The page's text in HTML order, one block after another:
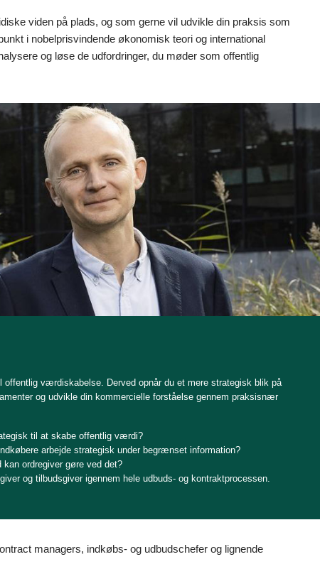
viden på plads, og som gerne vil udvikle din praksis som
i nobelprisvindende økonomisk teori og international
og løse de udfordringer, du møder som offentlig
værdiskabelse. Derved opnår du et mere strategisk blik på
og udvikle din kommercielle forståelse gennem praksisnær
til at skabe offentlig værdi?
arbejde strategisk under begrænset information?
kan ordregiver gøre ved det?
og tilbudsgiver igennem hele udbuds- og kontraktprocessen.
managers, indkøbs- og udbudschefer og lignende